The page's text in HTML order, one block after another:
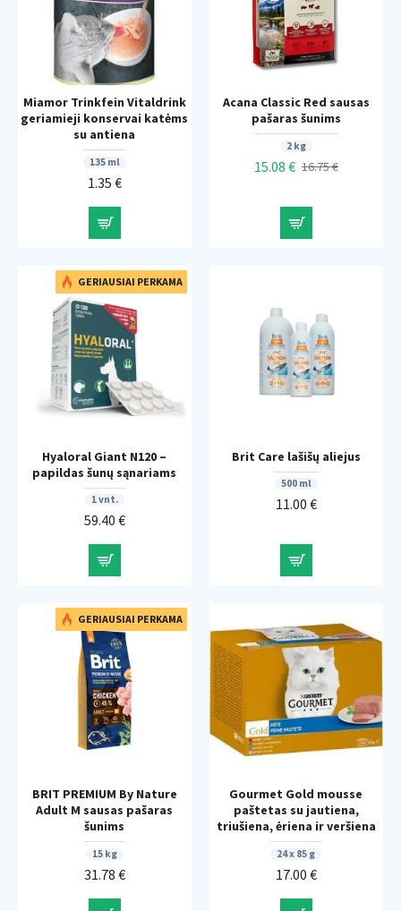
Miamor Trinkfein Vitaldrink
geriamieji konservai katėms
su antiena
135 ml
1.35 €
Acana Classic Red sausas
pašaras šunims
2 kg
15.08 € 16.75 €
GERIAUSIAI PERKAMA
Hyaloral Giant N120 –
papildas šunų sąnariams
1 vnt.
59.40 €
Brit Care lašišų aliejus
500 ml
11.00 €
GERIAUSIAI PERKAMA
BRIT PREMIUM By Nature
Adult M sausas pašaras
šunims
15 kg
31.78 €
Gourmet Gold mousse
paštetas su jautiena,
triušiena, ėriena ir veršiena
24 x 85 g
17.00 €